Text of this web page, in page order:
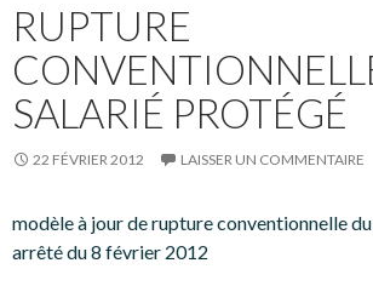
RUPTURE
SALARIÉ PROTÉGÉ
22 FÉVRIER 2012 LAISSER UN COMMENTAIRE
modèle à jour de rupture conventionnelle
arrêté du 8 février 2012